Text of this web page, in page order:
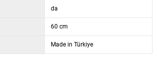
da
60 cm
Made in Türkiye